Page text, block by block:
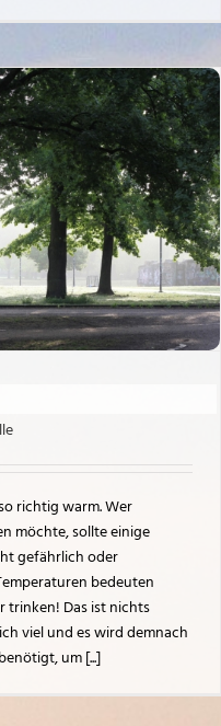
richtig warm. Wer
möchte, sollte einige
gefährlich oder
bedeuten
trinken! Das ist nichts
viel und es wird demnach
um [...]